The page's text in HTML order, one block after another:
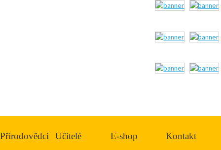
Přírodovědci Učitelé E-shop Kontakt